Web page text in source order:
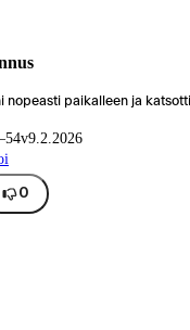
nopeasti paikalleen ja
9.2.2026
0